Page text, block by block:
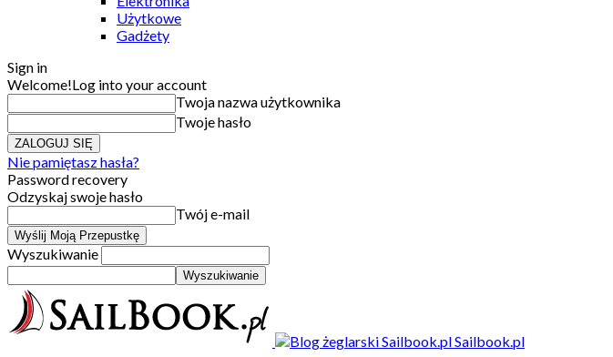
Użytkowe
Gadżety
Sign in
Welcome!Log into your account
Twoja nazwa użytkownika
Twoje hasło
Nie pamiętasz hasła?
Password recovery
Odzyskaj swoje hasło
Twój e-mail
Wyszukiwanie
Sailbook.pl